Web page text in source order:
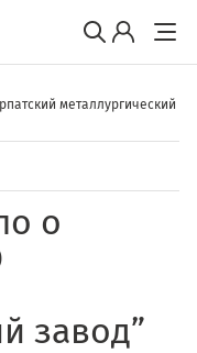
металлургический
о
завод”